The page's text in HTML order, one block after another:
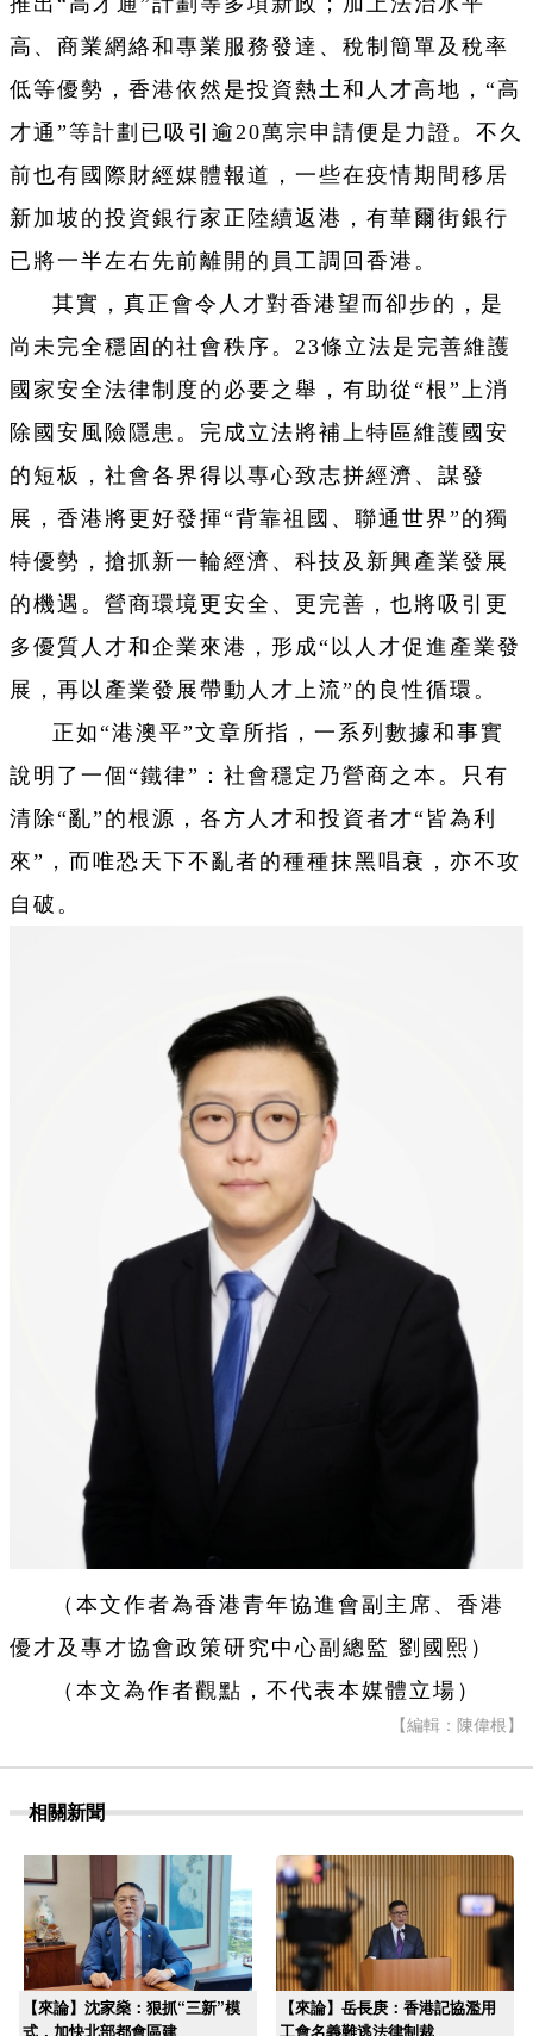
高、商業網絡和專業服務發達、稅制簡單及稅率
低等優勢，香港依然是投資熱土和人才高地，“高
才通”等計劃已吸引逾20萬宗申請便是力證。不久
前也有國際財經媒體報道，一些在疫情期間移居
新加坡的投資銀行家正陸續返港，有華爾街銀行
已將一半左右先前離開的員工調回香港。
其實，真正會令人才對香港望而卻步的，是
尚未完全穩固的社會秩序。23條立法是完善維護
國家安全法律制度的必要之舉，有助從“根”上消
除國安風險隱患。完成立法將補上特區維護國安
的短板，社會各界得以專心致志拼經濟、謀發
展，香港將更好發揮“背靠祖國、聯通世界”的獨
特優勢，搶抓新一輪經濟、科技及新興產業發展
的機遇。營商環境更安全、更完善，也將吸引更
多優質人才和企業來港，形成“以人才促進產業發
展，再以產業發展帶動人才上流”的良性循環。
正如“港澳平”文章所指，一系列數據和事實
說明了一個“鐵律”：社會穩定乃營商之本。只有
清除“亂”的根源，各方人才和投資者才“皆為利
來”，而唯恐天下不亂者的種種抹黑唱衰，亦不攻
自破。
（本文作者為香港青年協進會副主席、香港
優才及專才協會政策研究中心副總監 劉國熙）
（本文為作者觀點，不代表本媒體立場）
【編輯：陳偉根】
相關新聞
【來論】沈家燊：狠抓“三新”模
式，加快北部都會區建
【來論】岳長庚：香港記協濫用
工會名義難逃法律制裁